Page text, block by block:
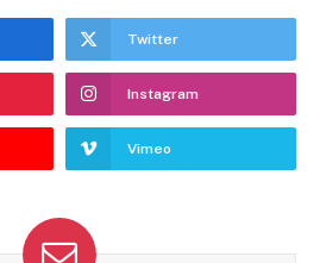
Twitter
Instagram
Vimeo